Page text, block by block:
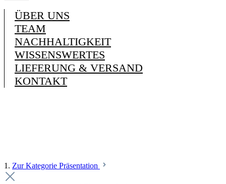
ÜBER UNS
TEAM
NACHHALTIGKEIT
WISSENSWERTES
LIEFERUNG & VERSAND
KONTAKT
1. Zur Kategorie Präsentation